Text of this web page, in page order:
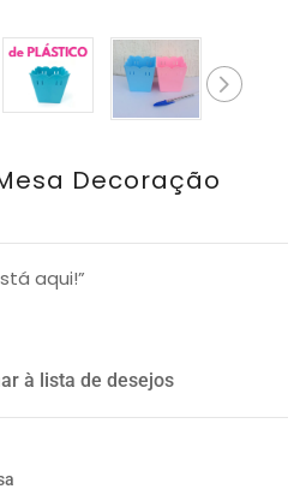
Decoração
aqui!”
à lista de desejos